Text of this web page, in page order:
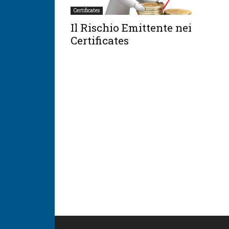
Certificates
Il Rischio Emittente nei
Certificates